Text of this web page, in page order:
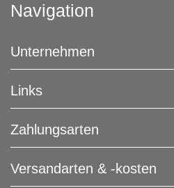
Navigation
Unternehmen
Links
Zahlungsarten
Versandarten & -kosten